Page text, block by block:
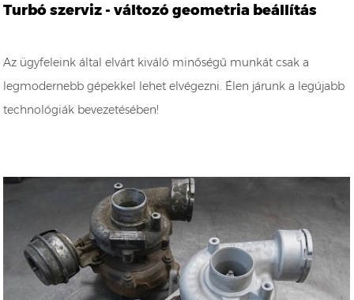
Turbó szerviz - változó geometria beállítás
Az ügyfeleink által elvárt kiváló minőségű munkát csak a
legmodernebb gépekkel lehet elvégezni. Élen járunk a legújabb
technológiák bevezetésében!